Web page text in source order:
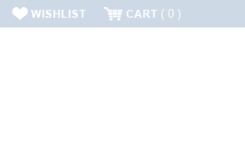
0